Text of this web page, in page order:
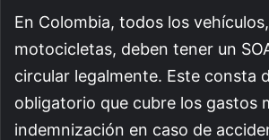
En Colombia, todos los
motocicletas, deben tener un
circular legalmente. Este consta
obligatorio que cubre los gastos
indemnización en caso de